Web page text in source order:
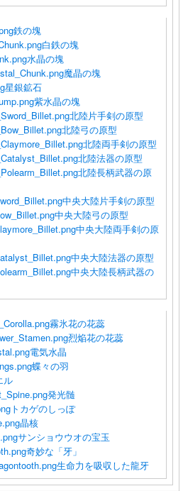
鉄の塊
白鉄の塊
水晶の塊
魔晶の塊
星銀鉱石
紫水晶の塊
北陸片手剣の原型
北陸弓の原型
北陸両手剣の原型
北陸法器の原型
北陸長柄武器の原
中央大陸片手剣の原型
中央大陸弓の原型
中央大陸両手剣の原
中央大陸法器の原型
中央大陸長柄武器の
霧氷花の花蕊
烈焔花の花蕊
電気水晶
蝶々の羽
ル
発光髄
トカゲのしっぽ
晶核
サンショウウオの宝玉
奇妙な「牙」
生命力を吸収した龍牙